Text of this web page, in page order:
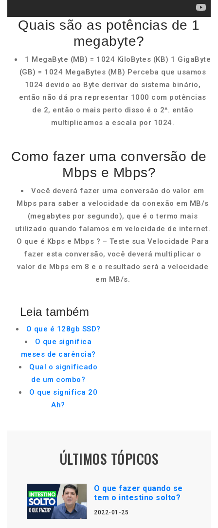
Quais são as potências de 1
megabyte?
1 MegaByte (MB) = 1024 KiloBytes (KB) 1 GigaByte
(GB) = 1024 MegaBytes (MB) Perceba que usamos
1024 devido ao Byte derivar do sistema binário,
então não dá pra representar 1000 com potências
de 2, então o mais perto disso é o 2^. então
multiplicamos a escala por 1024.
Como fazer uma conversão de
Mbps e Mbps?
Você deverá fazer uma conversão do valor em
Mbps para saber a velocidade da conexão em MB/s
(megabytes por segundo), que é o termo mais
utilizado quando falamos em velocidade de internet.
O que é Kbps e Mbps ? – Teste sua Velocidade Para
fazer esta conversão, você deverá multiplicar o
valor de Mbps em 8 e o resultado será a velocidade
em MB/s.
Leia também
O que é 128gb SSD?
O que significa
meses de carência?
Qual o significado
de um combo?
O que significa 20
Ah?
ÚLTIMOS TÓPICOS
O que fazer quando se
tem o intestino solto?
2022-01-25